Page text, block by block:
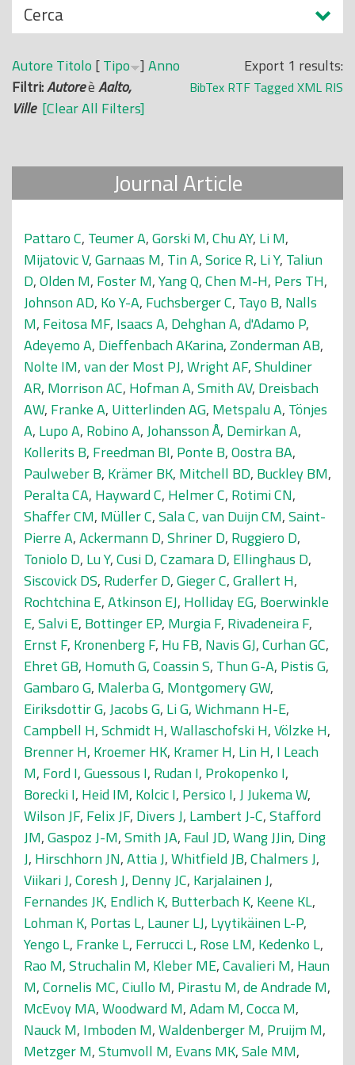
N
a
s
c
o
n
i
Cerca
Export 1 results:
BibTex RTF Tagged XML RIS
Autore Titolo [Tipo ] Anno
Filtri:AutoreèAalto,
Ville [Clear All Filters]
Journal Article
Pattaro C, Teumer A,Gorski M,Chu AY, Li M,
Mijatovic V,Garnaas M, Tin A,Sorice R, Li Y, Taliun
D,Olden M, Foster M,Yang Q,Chen M-H, Pers TH,
Johnson AD, Ko Y-A, Fuchsberger C, Tayo B, Nalls
M, Feitosa MF, Isaacs A, Dehghan A,d'Adamo P,
Adeyemo A, Dieffenbach AKarina,Zonderman AB,
Nolte IM,van der Most PJ,Wright AF,Shuldiner
AR, Morrison AC, Hofman A,Smith AV, Dreisbach
AW, Franke A, Uitterlinden AG, Metspalu A, Tönjes
A, Lupo A, Robino A,Johansson Å, Demirkan A,
Kollerits B, Freedman BI, Ponte B,Oostra BA,
Paulweber B, Krämer BK, Mitchell BD, Buckley BM,
Peralta CA, Hayward C, Helmer C, Rotimi CN,
Shaffer CM, Müller C,Sala C,van Duijn CM,Saint-
Pierre A,Ackermann D,Shriner D, Ruggiero D,
Toniolo D, Lu Y,Cusi D,Czamara D, Ellinghaus D,
Siscovick DS, Ruderfer D,Gieger C,Grallert H,
Rochtchina E,Atkinson EJ, Holliday EG, Boerwinkle
E,Salvi E, Bottinger EP, Murgia F, Rivadeneira F,
Ernst F, Kronenberg F, Hu FB, Navis GJ,Curhan GC,
Ehret GB, Homuth G,Coassin S, Thun G-A, Pistis G,
Gambaro G, Malerba G, Montgomery GW,
Eiriksdottir G,Jacobs G, Li G,Wichmann H-E,
Campbell H,Schmidt H,Wallaschofski H,Völzke H,
Brenner H, Kroemer HK, Kramer H, Lin H, I Leach
M, Ford I,Guessous I, Rudan I, Prokopenko I,
Borecki I, Heid IM, Kolcic I, Persico I,J Jukema W,
Wilson JF, Felix JF, Divers J, Lambert J-C,Stafford
JM,Gaspoz J-M,Smith JA, Faul JD,Wang JJin, Ding
J, Hirschhorn JN,Attia J,Whitfield JB,Chalmers J,
Viikari J,Coresh J, Denny JC, Karjalainen J,
Fernandes JK, Endlich K, Butterbach K, Keene KL,
Lohman K, Portas L, Launer LJ, Lyytikäinen L-P,
Yengo L, Franke L, Ferrucci L, Rose LM, Kedenko L,
Rao M,Struchalin M, Kleber ME,Cavalieri M, Haun
M,Cornelis MC,Ciullo M, Pirastu M,de Andrade M,
McEvoy MA,Woodward M,Adam M,Cocca M,
Nauck M, Imboden M,Waldenberger M, Pruijm M,
Metzger M,Stumvoll M, Evans MK,Sale MM,